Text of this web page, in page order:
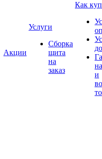
Акции
Услуги
Сборка
щита
на
заказ
Как
и